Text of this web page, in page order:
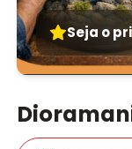
Seja o